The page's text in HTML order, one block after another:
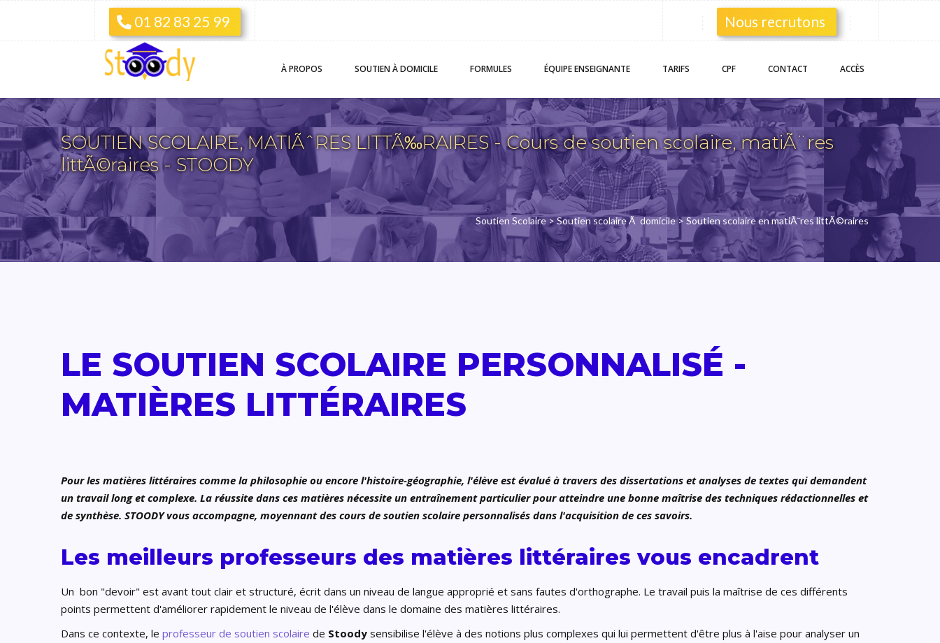
01 82 83 25 99 Nous recrutons
À PROPOS SOUTIENÀ DOMICILE FORMULES ÉQUIPEENSEIGNANTE TARIFS CPF CONTACT ACCÈS
SOUTIEN SCOLAIRE, MATIÃˆRES LITTÃ‰RAIRES - Cours de soutien scolaire, matiÃ¨res
littÃ©raires - STOODY
Soutien Scolaire>Soutien scolaire Ã domicile> Soutien scolaire en matiÃ¨res littÃ©raires
LE SOUTIEN SCOLAIRE PERSONNALISÉ -
MATIÈRES LITTÉRAIRES
Pour les matières littéraires comme la philosophie ou encore l'histoire-géographie, l'élève est évalué à travers des dissertations et analyses de textes qui demandent
un travail long et complexe. La réussite dans ces matières nécessite un entraînement particulier pour atteindre une bonne maîtrise des techniques rédactionnelles et
de synthèse. STOODY vous accompagne, moyennant des cours de soutien scolaire personnalisés dans l'acquisition de ces savoirs.
Les meilleurs professeurs des matières littéraires vous encadrent
Un bon "devoir" est avant tout clair et structuré, écrit dans un niveau de langue approprié et sans fautes d'orthographe. Le travail puis la maîtrise de ces différents
points permettent d'améliorer rapidement le niveau de l'élève dans le domaine des matières littéraires.
Dans ce contexte, le professeur de soutien scolaire de Stoody sensibilise l'élève à des notions plus complexes qui lui permettent d'être plus à l'aise pour analyser un